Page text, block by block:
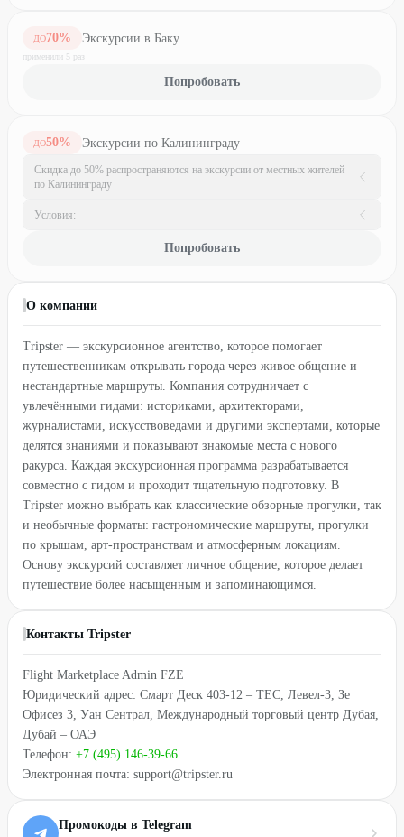
ДО70% Экскурсии в Баку
применили 5 раз
Попробовать
ДО50% Экскурсии по Калининграду
Скидка до 50% распространяются на экскурсии от местных жителей
по Калининграду
Условия:
Попробовать
О компании
Tripster — экскурсионное агентство, которое помогает
путешественникам открывать города через живое общение и
нестандартные маршруты. Компания сотрудничает с
увлечёнными гидами: историками, архитекторами,
журналистами, искусствоведами и другими экспертами, которые
делятся знаниями и показывают знакомые места с нового
ракурса. Каждая экскурсионная программа разрабатывается
совместно с гидом и проходит тщательную подготовку. В
Tripster можно выбрать как классические обзорные прогулки, так
и необычные форматы: гастрономические маршруты, прогулки
по крышам, арт-пространствам и атмосферным локациям.
Основу экскурсий составляет личное общение, которое делает
путешествие более насыщенным и запоминающимся.
Контакты Tripster
Flight Marketplace Admin FZE
Юридический адрес: Смарт Деск 403-12 – TEC, Левел-3, Зе
Офисез 3, Уан Сентрал, Международный торговый центр Дубая,
Дубай – ОАЭ
Телефон: +7 (495) 146-39-66
Электронная почта: support@tripster.ru
Промокоды в Telegram